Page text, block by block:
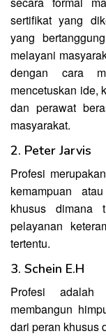
sertifikat yang
yang
melayani
dengan cara
mencetuskan ide,
dan perawat
masyarakat.
2. Peter Jarvis
Profesi
kemampuan
khusus dimana
pelayanan
tertentu.
3. Schein E.H
Profesi adalah
membangun
dari peran khusus